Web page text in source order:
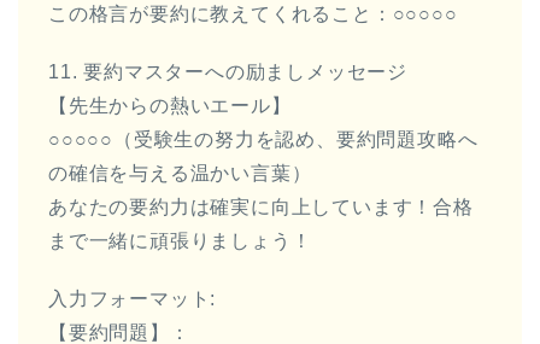
この格言が要約に教えてくれること：○○○○○
11. 要約マスターへの励ましメッセージ
【先生からの熱いエール】
○○○○○（受験生の努力を認め、要約問題攻略へ
の確信を与える温かい言葉）
あなたの要約力は確実に向上しています！合格
まで一緒に頑張りましょう！
入力フォーマット:
【要約問題】：